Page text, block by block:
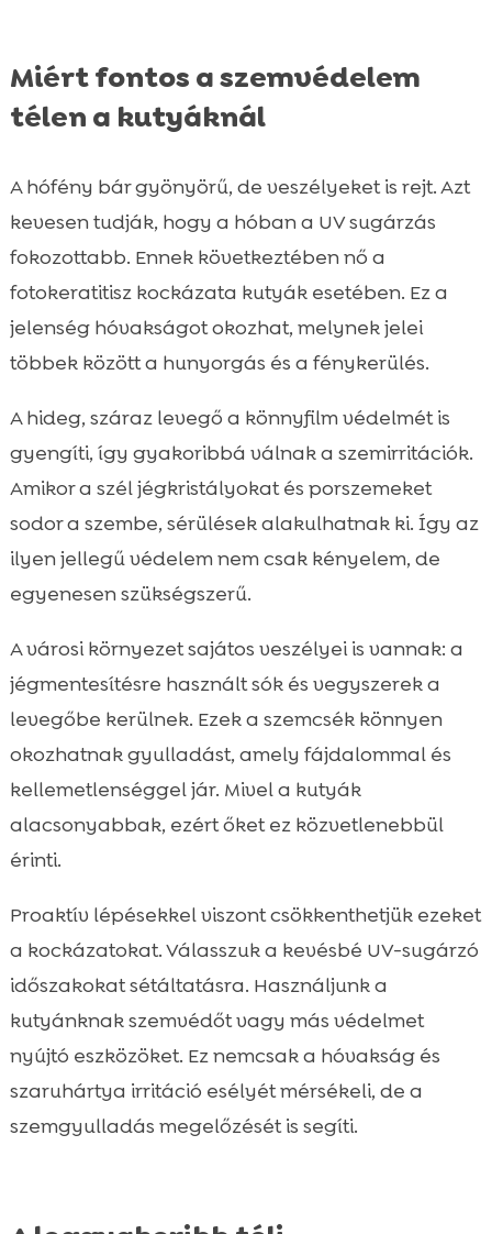
Miért fontos a szemvédelem
télen a kutyáknál
A hófény bár gyönyörű, de veszélyeket is rejt. Azt
kevesen tudják, hogy a hóban a UV sugárzás
fokozottabb. Ennek következtében nő a
fotokeratitisz kockázata kutyák esetében. Ez a
jelenség hóvakságot okozhat, melynek jelei
többek között a hunyorgás és a fénykerülés.
A hideg, száraz levegő a könnyfilm védelmét is
gyengíti, így gyakoribbá válnak a szemirritációk.
Amikor a szél jégkristályokat és porszemeket
sodor a szembe, sérülések alakulhatnak ki. Így az
ilyen jellegű védelem nem csak kényelem, de
egyenesen szükségszerű.
A városi környezet sajátos veszélyei is vannak: a
jégmentesítésre használt sók és vegyszerek a
levegőbe kerülnek. Ezek a szemcsék könnyen
okozhatnak gyulladást, amely fájdalommal és
kellemetlenséggel jár. Mivel a kutyák
alacsonyabbak, ezért őket ez közvetlenebbül
érinti.
Proaktív lépésekkel viszont csökkenthetjük ezeket
a kockázatokat. Válasszuk a kevésbé UV-sugárzó
időszakokat sétáltatásra. Használjunk a
kutyánknak szemvédőt vagy más védelmet
nyújtó eszközöket. Ez nemcsak a hóvakság és
szaruhártya irritáció esélyét mérsékeli, de a
szemgyulladás megelőzését is segíti.